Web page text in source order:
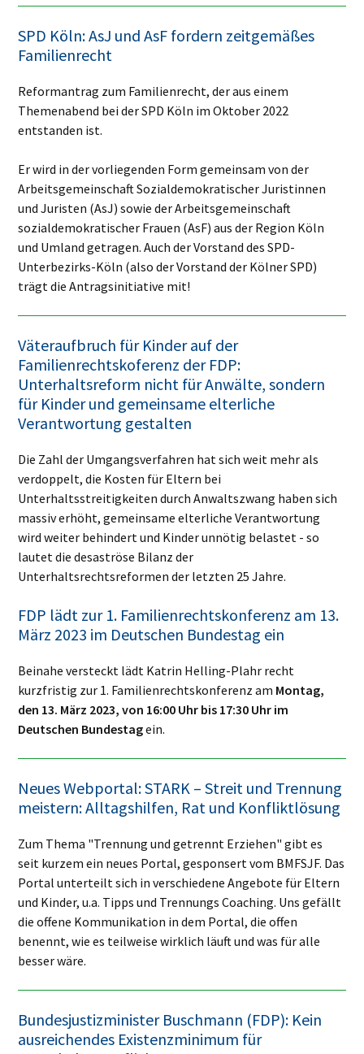
SPD Köln: AsJ und AsF fordern zeitgemäßes
Familienrecht
Reformantrag zum Familienrecht, der aus einem
Themenabend bei der SPD Köln im Oktober 2022
entstanden ist.
Er wird in der vorliegenden Form gemeinsam von der
Arbeitsgemeinschaft Sozialdemokratischer Juristinnen
und Juristen (AsJ) sowie der Arbeitsgemeinschaft
sozialdemokratischer Frauen (AsF) aus der Region Köln
und Umland getragen. Auch der Vorstand des SPD-
Unterbezirks-Köln (also der Vorstand der Kölner SPD)
trägt die Antragsinitiative mit!
Väteraufbruch für Kinder auf der
Familienrechtskoferenz der FDP:
Unterhaltsreform nicht für Anwälte, sondern
für Kinder und gemeinsame elterliche
Verantwortung gestalten
Die Zahl der Umgangsverfahren hat sich weit mehr als
verdoppelt, die Kosten für Eltern bei
Unterhaltsstreitigkeiten durch Anwaltszwang haben sich
massiv erhöht, gemeinsame elterliche Verantwortung
wird weiter behindert und Kinder unnötig belastet - so
lautet die desaströse Bilanz der
Unterhaltsrechtsreformen der letzten 25 Jahre.
FDP lädt zur 1. Familienrechtskonferenz am 13.
März 2023 im Deutschen Bundestag ein
Beinahe versteckt lädt Katrin Helling-Plahr recht
kurzfristig zur 1. Familienrechtskonferenz am Montag,
den 13. März 2023, von 16:00 Uhr bis 17:30 Uhr im
Deutschen Bundestagein.
Neues Webportal: STARK – Streit und Tren­nung
meis­tern: All­tags­hil­fen, Rat und Kon­flikt­lö­sung
Zum Thema "Trennung und getrennt Erziehen" gibt es
seit kurzem ein neues Portal, gesponsert vom BMFSJF. Das
Portal unterteilt sich in verschiedene Angebote für Eltern
und Kinder, u.a. Tipps und Trennungs Coaching. Uns gefällt
die offene Kommunikation in dem Portal, die offen
benennt, wie es teilweise wirklich läuft und was für alle
besser wäre.
Bundesjustizminister Buschmann (FDP): Kein
ausreichendes Existenzminimum für